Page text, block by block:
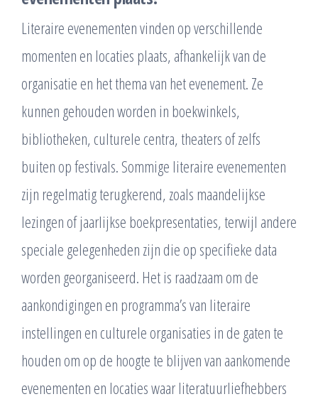
Literaire evenementen vinden op verschillende
momenten en locaties plaats, afhankelijk van de
organisatie en het thema van het evenement. Ze
kunnen gehouden worden in boekwinkels,
bibliotheken, culturele centra, theaters of zelfs
buiten op festivals. Sommige literaire evenementen
zijn regelmatig terugkerend, zoals maandelijkse
lezingen of jaarlijkse boekpresentaties, terwijl andere
speciale gelegenheden zijn die op specifieke data
worden georganiseerd. Het is raadzaam om de
aankondigingen en programma’s van literaire
instellingen en culturele organisaties in de gaten te
houden om op de hoogte te blijven van aankomende
evenementen en locaties waar literatuurliefhebbers